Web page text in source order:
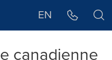
EN
canadienne